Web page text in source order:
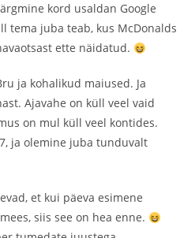
kord usaldan Google
tema juba teab, kus McDonalds
ette näidatud.
ja kohalikud maiused. Ja
Ajavahe on küll veel vaid
on mul küll veel kontides.
ja olemine juba tunduvalt
et kui päeva esimene
siis see on hea enne.